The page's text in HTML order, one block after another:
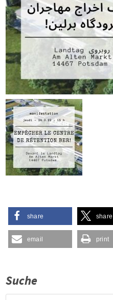
share share
email print
Suche